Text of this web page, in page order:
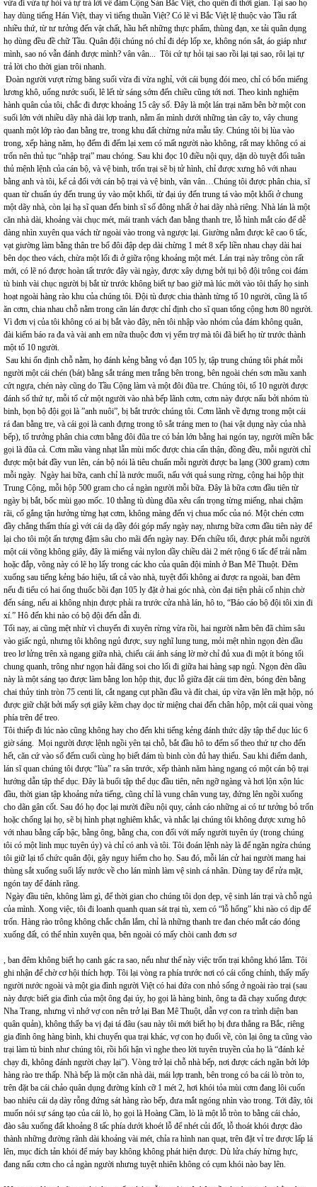
vừa đi vừa tự hỏi và tự trả lời về đám Cộng Sản Bắc Việt, cho quên đi thời gian. Tại sao họ
hay dùng tiếng Hán Việt, thay vì tiếng thuần Việt? Có lẽ vì Bắc Việt lệ thuộc vào Tầu rất
nhiều thứ, từ tư tưởng đến vật chất, hầu hết những thực phẩm, thùng đạn, xe tải quân dụng
họ dùng đều đề chữ Tầu. Quân đội chúng nó chỉ đi dép lốp xe, không nón sắt, áo giáp như
mình, sao nó vẫn đánh được mình? vân vân... Tôi cứ tự hỏi tại sao rồi lại tại sao, rôi lại tự
trả lời cho thời gian trôi nhanh.
Đoàn người vượt rừng băng suối vừa đi vừa nghỉ, với cái bụng đói meo, chỉ có bốn miếng
lương khô, uống nước suối, lê lết từ sáng sớm đến chiều cũng tới nơi. Theo kinh nghiệm
hành quân của tôi, chắc đi được khoảng 15 cây số. Đây là một lán trại năm bên bờ một con
suối lớn với nhiều dãy nhà dài lợp tranh, nằm ẩn mình dưới những tàn cây to, vây chung
quanh một lớp rào đan bằng tre, trong khu đất chừng nửa mẫu tây. Chúng tôi bị lùa vào
trong, xếp hàng năm, họ đếm đi đếm lại xem có mất người nào không, rất may không có ai
trốn nên thủ tục “nhập trại” mau chóng. Sau khi đọc 10 điều nội quy, dặn dò tuyệt đối tuân
thủ mệnh lệnh của cán bộ, và vệ binh, trốn trại sẽ bị tử hình, chỉ được xưng hô với nhau
bằng anh và tôi, kể cả đối với cán bộ trại và vệ binh, vân vân…Chúng tôi được phân chia, sĩ
quan từ chuẩn úy đến trung úy vào một khối, từ đại úy đến trung tá vào một khối ở chung
một dãy nhà, còn lại hạ sĩ quan đến binh sĩ số đông nhất ở hai dãy nhà riêng. Nhà lán là một
căn nhà dài, khoảng vài chục mét, mái tranh vách đan bằng thanh tre, lỗ hình mắt cáo để dễ
dàng nhìn xuyên qua vách từ ngoài vào trong và ngược lại. Giường nằm được kê cao 6 tấc,
vạt giường làm bằng thân tre bổ đôi đập dẹp dài chừng 1 mét 8 xếp liền nhau chạy dài hai
bên dọc theo vách, chừa một lối đi ở giữa rộng khoảng một mét. Lán trại này trông còn rất
mới, có lẽ nó được hoàn tất trước đây vài ngày, được xây dựng bởi tụi bộ đội trông coi đám
tù binh vài chục người bị bắt từ trước không biết tự bao giờ mà lúc mới vào tôi thấy họ sinh
hoạt ngoài hàng rào khu của chúng tôi. Đội tù được chia thành từng tổ 10 người, cũng là tổ
ăn cơm, chia nhau chỗ nằm trong căn lán được chỉ định cho sĩ quan tổng cộng hơn 80 người.
Vì đơn vị của tôi không có ai bị bắt vào đây, nên tôi nhập vào nhóm của đám không quân,
đài kiểm báo ra đa và vài anh em nữa thuộc đơn vị yểm trợ mà tôi đã biết họ từ trước thành
một tổ 10 người.
Sau khi ổn định chỗ nằm, họ đánh kẻng bằng vỏ đạn 105 ly, tập trung chúng tôi phát mỗi
người một cái chén (bát) bằng sắt tráng men trắng bên trong, bên ngoài chén sơn mầu xanh
cứt ngựa, chén này cũng do Tầu Cộng làm và một đôi đũa tre. Chúng tôi, tổ 10 người được
đánh số thứ tự, mỗi tổ cử một người vào nhà bếp lãnh cơm, cơm này được nấu bởi nhóm tù
binh, bọn bộ đội gọi là ”anh nuôi”, bị bắt trước chúng tôi. Cơm lãnh về đựng trong một cái
rá đan bằng tre, và cái gọi là canh đựng trong tô sắt tráng men to (hai vật dụng này của nhà
bếp), tổ trưởng phân chia cơm bằng đôi đũa tre có bản lớn bằng hai ngón tay, người miền bắc
gọi là đũa cả. Cơm mầu vàng nhạt lẫn mùi mốc được chia cẩn thận, đồng đều, mỗi người chỉ
được một bát đầy vun lên, cán bộ nói là tiêu chuẩn mỗi người được ba lạng (300 gram) cơm
mỗi ngày. Ngày hai bữa, canh chỉ là nước muối, nấu với quả sung rừng, cộng hai hộp thịt
Trung Cộng, mỗi hộp 500 gram cho cả ngàn người mỗi bữa. Đây là bữa cơm đầu tiên từ
ngày bị bắt, bốc mùi gạo mốc. 10 thằng tù dùng đũa xêu cẩn trọng từng miếng, nhai chậm
rãi, cố gắng tận hưởng từng hạt cơm, không màng đến vị chua mốc của nó. Một chén cơm
đầy chẳng thấm thía gì với cái dạ dầy đói góp mấy ngày nay, nhưng bữa cơm đầu tiên này để
lại cho tôi một ấn tượng đậm sâu cho mãi đến ngày nay. Đến chiều tối, được phát mỗi người
một cái võng không giây, đây là miếng vải nylon dầy chiều dài 2 mét rộng 6 tấc để trải nằm
hoặc đắp, võng này có lẽ họ lấy trong các kho của quân đội mình ở Ban Mê Thuột. Đêm
xuống sau tiếng kẻng báo hiệu, tất cả vào nhà, tuyệt đối không ai được ra ngoài, ban đêm
nếu đi tiểu có hai ống thuốc bồi đạn 105 ly đặt ở hai góc nhà, còn đại tiện phải cố nhịn chờ
đến sáng, nếu ai không nhịn được phải ra trước cửa nhà lán, hô to, “Báo cáo bộ đội tôi xin đi
xí.” Hô đến khi nào có bộ đội đến dẫn đi.
Tối nay, ai cũng mệt nhừ vì chuyến đi xuyên rừng vừa rồi, hai người nằm bên đã chìm sâu
vào giấc ngủ, nhưng tôi không ngủ được, suy nghĩ lung tung, mỏi mệt nhìn ngọn đèn dầu
treo lơ lửng trên xà ngang giữa nhà, chiếu cái ánh sáng lờ mờ chỉ đủ xua đi một ít bóng tối
chung quanh, trông như ngọn hải đăng soi cho lối đi giữa hai hàng sạp ngủ. Ngọn đèn dầu
này là một sáng tạo được làm bằng lon hộp thịt, đục lỗ giữa đặt cái tim đèn, bóng đèn bằng
chai thủy tinh tròn 75 centi lít, cắt ngang cụt phần đầu và đít chai, úp vừa vặn lên mặt hộp, nó
được giữ chặt bởi mấy sợi giây kẽm chạy dọc từ miệng chai đến chân hộp, một cái quai vòng
phía trên để treo.
Tôi thiếp đi lúc nào cũng không hay cho đến khi tiếng kẻng đánh thức dậy tập thể dục lúc 6
giờ sáng. Mọi người được lệnh ngồi yên tại chỗ, bắt đầu hô to đếm số theo thứ tự cho đến
hết, căn cứ vào số đếm cuối cùng họ biết đám tù binh còn đủ hay thiếu. Sau khi điểm danh,
lán sĩ quan chúng tôi được “lùa” ra sân trước, xếp thành năm hàng ngang có một cán bộ trại
hướng dẫn tập thể dục. Đây là buổi tập thể dục đầu tiên, nên ngỡ ngàng và hơi lộn xộn lúc
đầu, thời gian tập khoảng nửa tiếng, cũng chỉ là vung chân vung tay, đứng lên ngồi xuống
cho dãn gân cốt. Sau đó họ đọc lại mười điều nội quy, cảnh cáo những ai có tư tưởng bỏ trốn
hoặc chống lại họ, sẽ bị hình phạt nghiêm khắc, và nhắc lại chúng tôi không được xưng hô
với nhau bằng cấp bậc, bằng ông, bằng cha, con đối với mấy người tuyên úy (trong chúng
tôi có một linh mục tuyên úy) và chỉ có anh và tôi. Tôi đoán lệnh này là để ngăn ngừa chúng
tôi giữ lại tổ chức quân đội, gây nguy hiểm cho họ. Sau đó, mỗi lán cử hai người mang hai
thùng sắt xuống suối lấy nước về cho lán mình làm vệ sinh cá nhân. Dùng tay để rửa mặt,
ngón tay để đánh răng.
Ngày đầu tiên, không làm gì, để thời gian cho chúng tôi dọn dẹp, vệ sinh lán trại và chỗ ngủ
của mình. Xong việc, tôi đi loanh quanh quan sát trại tù, xem có “lỗ hổng” khi nào có dịp để
trốn. Hàng rào trông không chắc chắn lắm, chỉ là những thanh tre đan chéo mắt cáo đóng
xuống đất, có thể nhìn xuyên qua, bên ngoài có mấy chòi canh đơn sơ
, ban đêm không biết họ canh gác ra sao, nếu như thế này việc trốn trại không khó lắm. Tôi
ghi nhận để chờ cơ hội thích hợp. Tôi lại vòng ra phía trước nơi có cái cổng chính, thấy mấy
người nước ngoài và một gia đình người Việt có hai đứa con nhỏ sống ở ngoài rào trại (sau
này được biết gia đình của một ông đại úy, họ gọi là hàng binh, ông ta đã chạy xuống được
Nha Trang, nhưng vì nhớ vợ con nên trở lại Ban Mê Thuột, dẫn vợ con ra trình diện ban
quân quản), không thấy ba vị đại tá đâu (sau này tôi mới biết họ bị đưa thẳng ra Bắc, riêng
gia đình ông hàng bình, khi chuyển qua trại khác, vợ con họ đuổi về, còn lại ông ta cũng vào
trại làm tù binh như chúng tôi, rồi hối hận vì nghe theo lời tuyên truyền của họ là “đánh kẻ
chạy đi, không đánh người chạy lại”). Vòng trở lại chỗ nhà bếp, nơi được cách ngăn bởi lớp
hàng rào tre thấp. Nhà bếp là một căn nhà dài, mái lợp tranh, bên trong có ba cái lò tròn to,
trên đặt ba cái chảo quân dụng đường kính cỡ 1 mét 2, hơi khói tỏa mùi cơm đang lôi cuốn
bao nhiêu cái dạ dày rỗng đứng sát hàng rào bếp, đưa mắt ngóng nhìn vào trong. Tới đây, tôi
muốn nói sự sáng tạo của cái lò, họ gọi là Hoàng Cầm, lò là một lỗ tròn to bằng cái chảo,
đào sâu xuống đất khoảng 8 tấc phía dưới khoét lỗ để nhét củi đốt, lỗ thoát khói được đào
thành những đường rãnh dài khoảng vài mét, chỉa ra hình nan quạt, trên đặt vỉ tre được lấp lá
lên, mục đích tản khói để máy bay không không phát hiện được. Dù lửa cháy hừng hực,
đang nấu cơm cho cả ngàn người nhưng tuyệt nhiên không có cụm khói nào bay lên.